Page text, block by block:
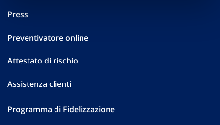
Press
Preventivatore online
Attestato di rischio
Assistenza clienti
Programma di Fidelizzazione